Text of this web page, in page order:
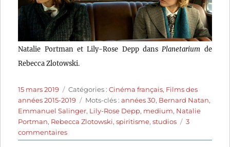
Natalie Portman et Lily-Rose Depp dans Planetarium de
Rebecca Zlotowski.
Publié
le
15 mars 2019 Catégories
Catégories :Cinéma français, Films des
années 2015-2019
Étiquettes
Mots-clés :années 30, Bernard Natan,
Emmanuel Salinger, Lily-Rose Depp, medium, Natalie
Portman, Rebecca Zlotowski,spiritisme,studios
3
commentairessur
Planetarium